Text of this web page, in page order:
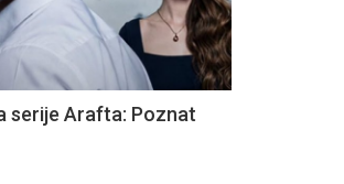
serije Arafta: Poznat